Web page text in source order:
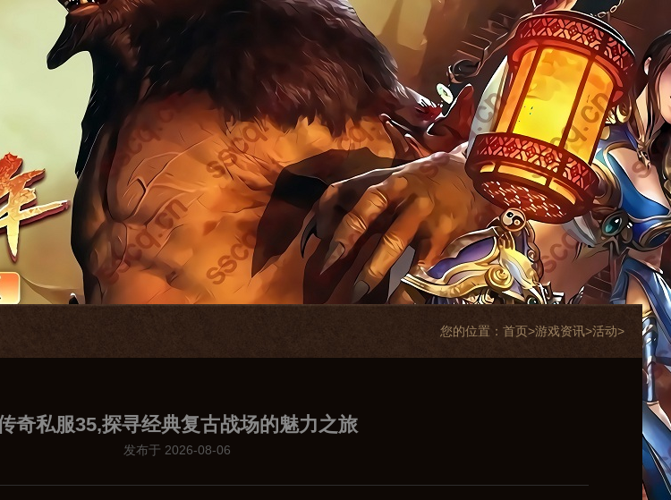
您的位置： 首页>游戏资讯>活动>
奇私服35,探寻经典复古战场的魅力之旅
发布于 2026-08-06